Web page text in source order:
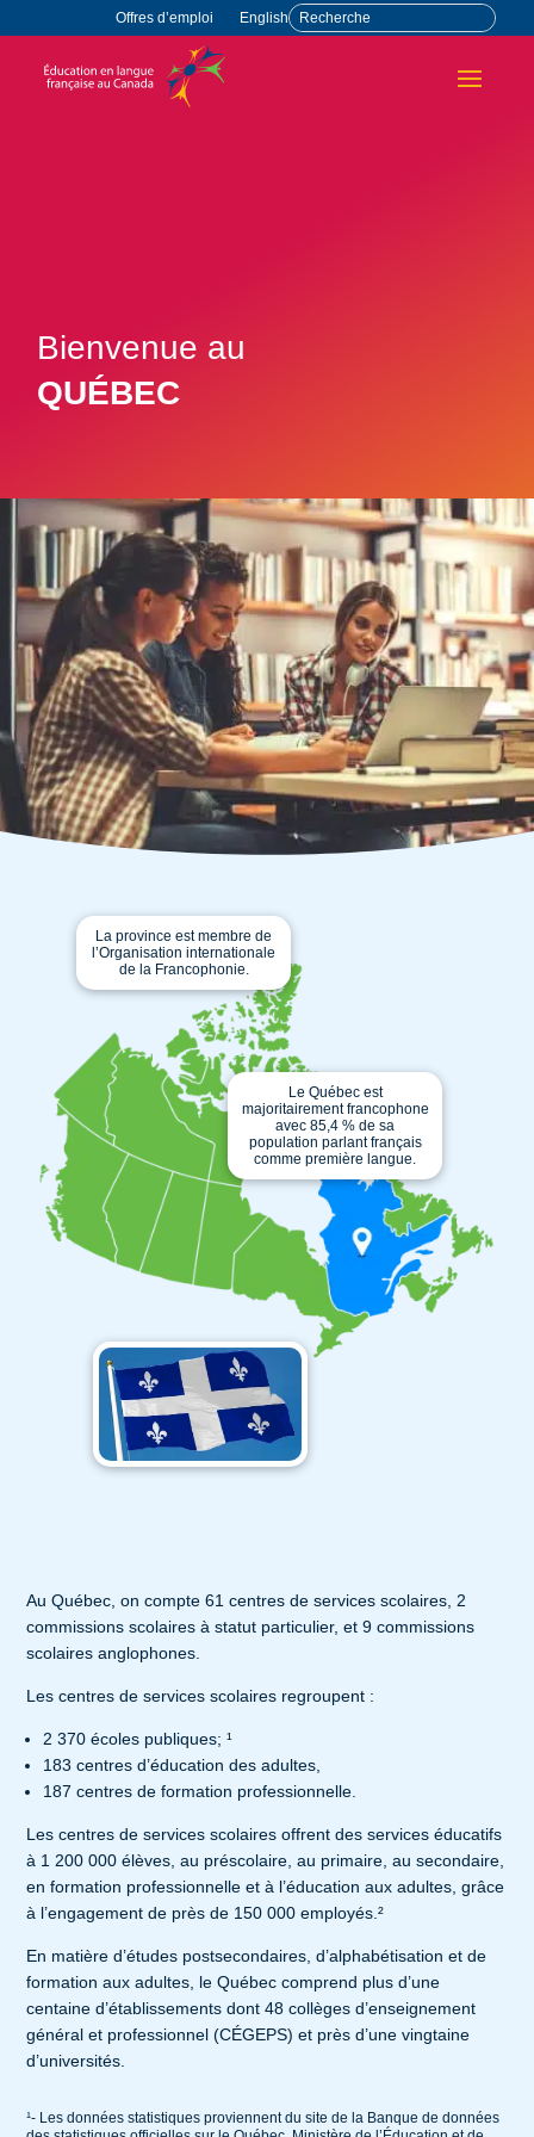
Offres d’emploi English
Bienvenue au
QUÉBEC
Le Québec est
majoritairement francophone
avec 85,4 % de sa
population parlant français
comme première langue.
La province est membre de
l’Organisation internationale
de la Francophonie.
Au Québec, on compte 61 centres de services scolaires, 2
commissions scolaires à statut particulier, et 9 commissions
scolaires anglophones.
Les centres de services scolaires regroupent :
2 370 écoles publiques; ¹
183 centres d’éducation des adultes,
187 centres de formation professionnelle.
Les centres de services scolaires offrent des services éducatifs
à 1 200 000 élèves, au préscolaire, au primaire, au secondaire,
en formation professionnelle et à l’éducation aux adultes, grâce
à l’engagement de près de 150 000 employés.²
En matière d’études postsecondaires, d’alphabétisation et de
formation aux adultes, le Québec comprend plus d’une
centaine d’établissements dont 48 collèges d’enseignement
général et professionnel (CÉGEPS) et près d’une vingtaine
d’universités.
¹- Les données statistiques proviennent du site de la Banque de données